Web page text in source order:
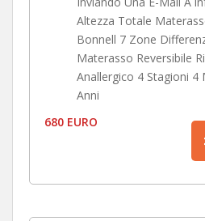
Altezza Totale
Bonnell 7 Zone
Materasso Reversibile
Anallergico 4 Stagioni 4
Anni
680 EURO